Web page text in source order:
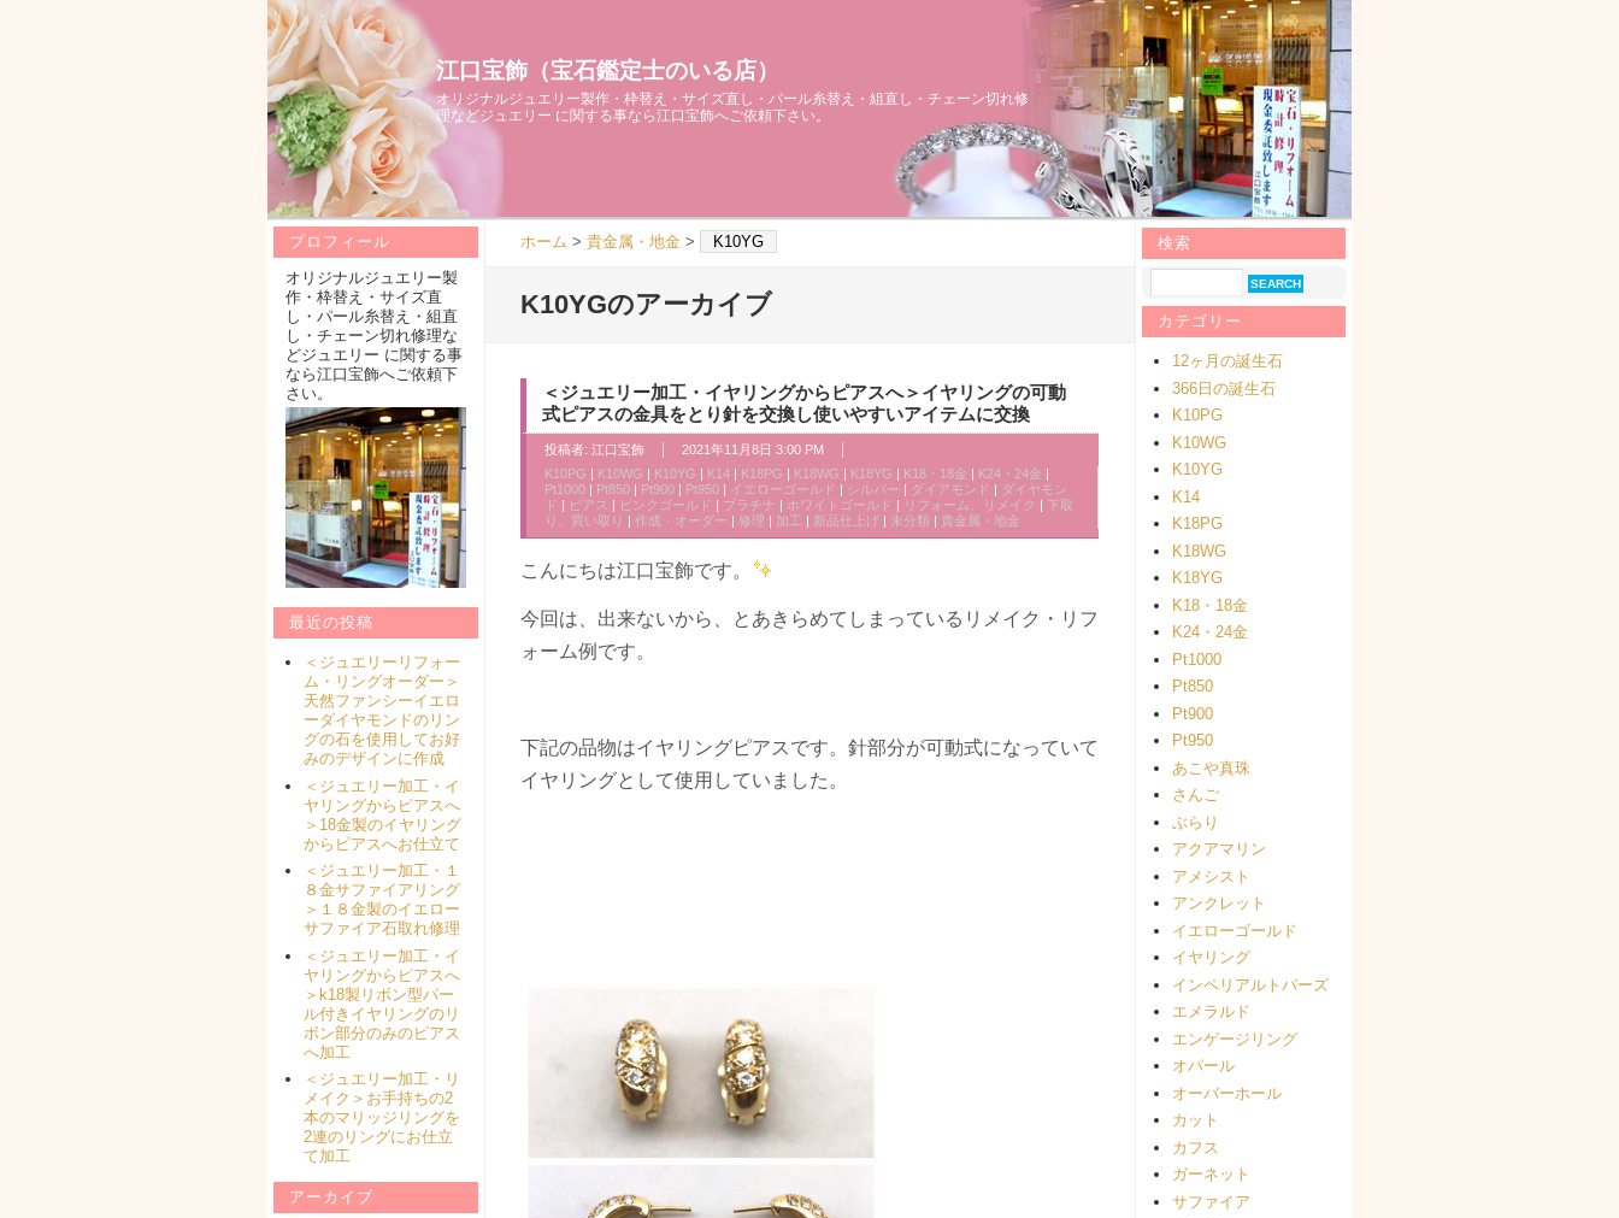
江口宝飾（宝石鑑定士のいる店）
オリジナルジュエリー製作・枠替え・サイズ直し・パール糸替え・組直し・チェーン切れ修
理などジュエリー に関する事なら江口宝飾へご依頼下さい。
ホーム > 貴金属・地金 > K10YG
K10YGのアーカイブ
＜ジュエリー加工・イヤリングからピアスへ＞イヤリングの可動
式ピアスの金具をとり針を交換し使いやすいアイテムに交換
投稿者: 江口宝飾
2021年11月8日 3:00 PM
K10PG | K10WG | K10YG | K14 | K18PG | K18WG | K18YG | K18・18金 | K24・24金 |
Pt1000 | Pt850 | Pt900 | Pt950 | イエローゴールド | シルバー | ダイアモンド | ダイヤモン
ド | ピアス | ピンクゴールド | プラチナ | ホワイトゴールド | リフォーム、リメイク | 下取
り、買い取り | 作成・オーダー | 修理 | 加工 | 新品仕上げ | 未分類 | 貴金属・地金
こんにちは江口宝飾です。
今回は、出来ないから、とあきらめてしまっているリメイク・リフ
ォーム例です。
下記の品物はイヤリングピアスです。針部分が可動式になっていて
イヤリングとして使用していました。
プロフィール
オリジナルジュエリー製
作・枠替え・サイズ直
し・パール糸替え・組直
し・チェーン切れ修理な
どジュエリー に関する事
なら江口宝飾へご依頼下
さい。
最近の投稿
＜ジュエリーリフォー
ム・リングオーダー＞
天然ファンシーイエロ
ーダイヤモンドのリン
グの石を使用してお好
みのデザインに作成
＜ジュエリー加工・イ
ヤリングからピアスへ
＞18金製のイヤリング
からピアスへお仕立て
＜ジュエリー加工・１
８金サファイアリング
＞１８金製のイエロー
サファイア石取れ修理
＜ジュエリー加工・イ
ヤリングからピアスへ
＞k18製リボン型パー
ル付きイヤリングのリ
ボン部分のみのピアス
へ加工
＜ジュエリー加工・リ
メイク＞お手持ちの2
本のマリッジリングを
2連のリングにお仕立
て加工
アーカイブ
検索
カテゴリー
12ヶ月の誕生石
366日の誕生石
K10PG
K10WG
K10YG
K14
K18PG
K18WG
K18YG
K18・18金
K24・24金
Pt1000
Pt850
Pt900
Pt950
あこや真珠
さんご
ぶらり
アクアマリン
アメシスト
アンクレット
イエローゴールド
イヤリング
インペリアルトパーズ
エメラルド
エンゲージリング
オパール
オーバーホール
カット
カフス
ガーネット
サファイア